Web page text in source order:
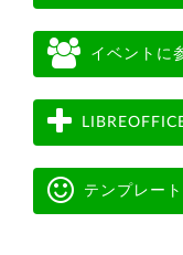
イベントに
テンプレー